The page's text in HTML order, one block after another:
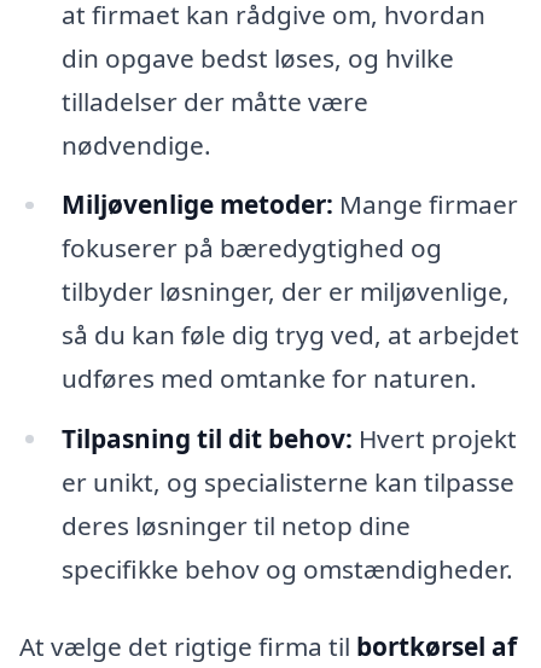
at firmaet kan rådgive om, hvordan
din opgave bedst løses, og hvilke
tilladelser der måtte være
nødvendige.
Miljøvenlige metoder: Mange firmaer
fokuserer på bæredygtighed og
tilbyder løsninger, der er miljøvenlige,
så du kan føle dig tryg ved, at arbejdet
udføres med omtanke for naturen.
Tilpasning til dit behov: Hvert projekt
er unikt, og specialisterne kan tilpasse
deres løsninger til netop dine
specifikke behov og omstændigheder.
At vælge det rigtige firma til bortkørsel af